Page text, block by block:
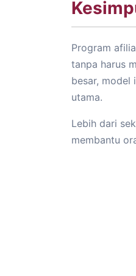
Program
tanpa harus
besar, model
utama.
Lebih dari
membantu